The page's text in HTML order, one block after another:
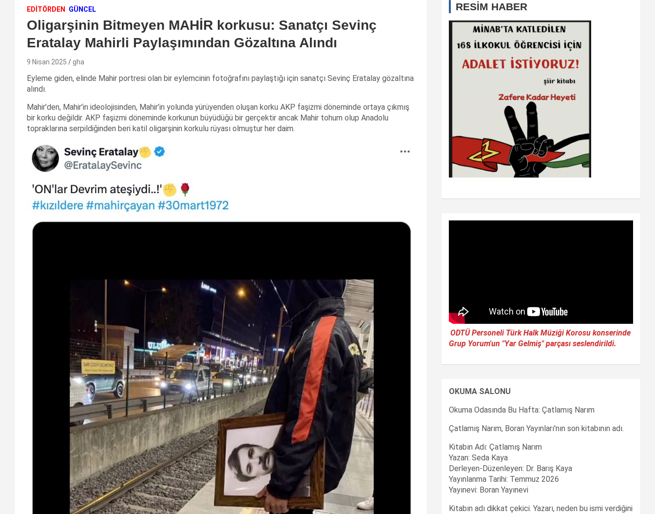
EDİTÖRDEN GÜNCEL
Oligarşinin Bitmeyen MAHİR korkusu: Sanatçı Sevinç
Eratalay Mahirli Paylaşımından Gözaltına Alındı
9 Nisan 2025 gha
Eyleme giden, elinde Mahir portresi olan bir eylemcinin fotoğrafını paylaştığı için sanatçı Sevinç Eratalay gözaltına
alındı.
Mahir’den, Mahir’in ideolojisinden, Mahir’in yolunda yürüyenden oluşan korku AKP faşizmi döneminde ortaya çıkmış
bir korku değildir. AKP faşizmi döneminde korkunun büyüdüğü bir gerçektir ancak Mahir tohum olup Anadolu
topraklarına serpildiğinden beri katil oligarşinin korkulu rüyası olmuştur her daim.
RESİM HABER
ODTÜ Personeli Türk Halk Müziği Korosu konserinde
Grup Yorum'un "Yar Gelmiş" parçası seslendirildi.
OKUMA SALONU
Okuma Odasında Bu Hafta: Çatlamış Narım
Çatlamış Narım, Boran Yayınları'nın son kitabının adı.
Kitabın Adı: Çatlamış Narım
Yazan: Seda Kaya
Derleyen-Düzenleyen: Dr. Barış Kaya
Yayınlanma Tarihi: Temmuz 2026
Yayınevi: Boran Yayınevi
Kitabın adı dikkat çekici. Yazarı, neden bu ismi verdiğini